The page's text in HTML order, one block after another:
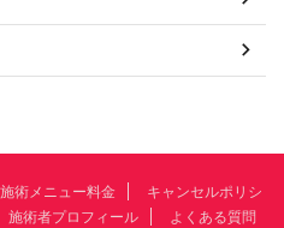
施術メニュー料金
キャンセルポリシ
施術者プロフィール
よくある質問